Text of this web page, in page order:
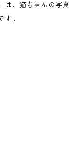
、猫ちゃんの写
。